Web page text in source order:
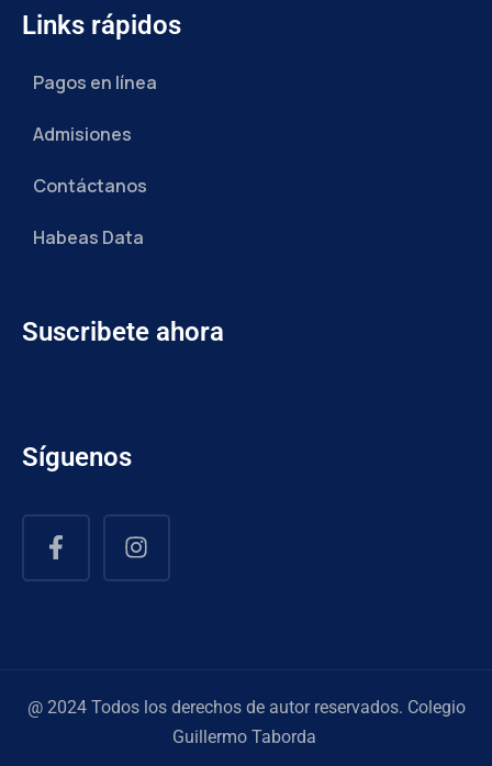
Links rápidos
Pagos en línea
Admisiones
Contáctanos
Habeas Data
Suscribete ahora
Síguenos
@ 2024 Todos los derechos de autor reservados. Colegio
Guillermo Taborda